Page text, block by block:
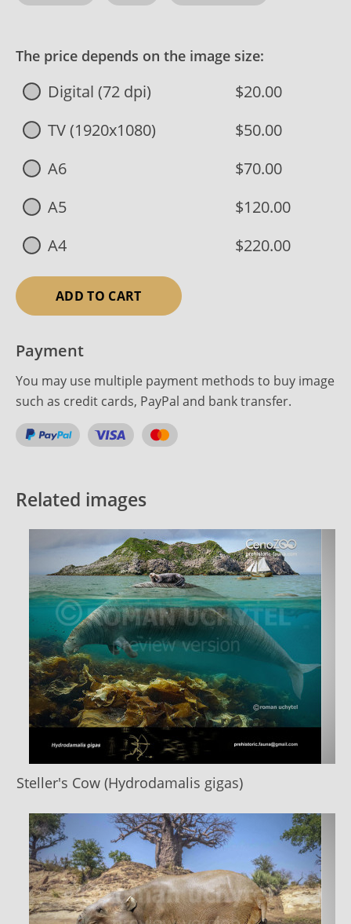
The price depends on the image size:
Digital (72 dpi)
$20.00
TV (1920x1080)
$50.00
A6
$70.00
A5
$120.00
A4
$220.00
ADD TO CART
Payment
You may use multiple payment methods to buy image
such as credit cards, PayPal and bank transfer.
Related images
Steller's Cow (Hydrodamalis gigas)